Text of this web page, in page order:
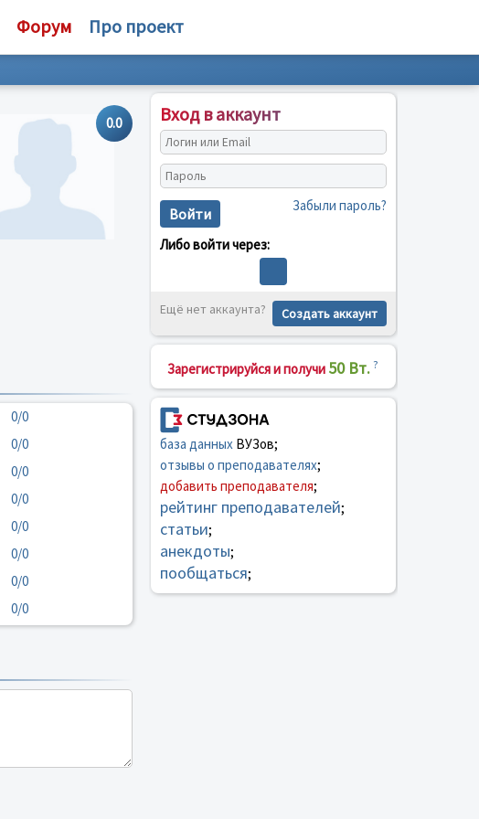
Форум Про проект
0.0
0/0
0/0
0/0
0/0
0/0
0/0
0/0
0/0
Вход в аккаунт
Войти Забыли пароль?
Либо войти через:
Ещё нет аккаунта? Создать аккаунт
Зарегистрируйся и получи 50 Вт. ?
база данныхВУЗов;
отзывы о преподавателях;
добавить преподавателя;
рейтинг преподавателей;
статьи;
анекдоты;
пообщаться;